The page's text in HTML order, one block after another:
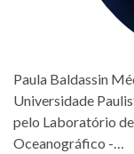
Paula Baldassin
Universidade
pelo Laboratório
Oceanográfico -…